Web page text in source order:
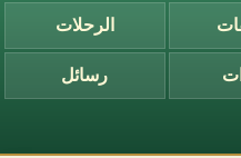
الرحلات
رسائل